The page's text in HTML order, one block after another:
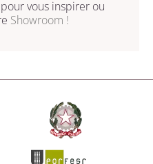
pour vous inspirer ou
Showroom !